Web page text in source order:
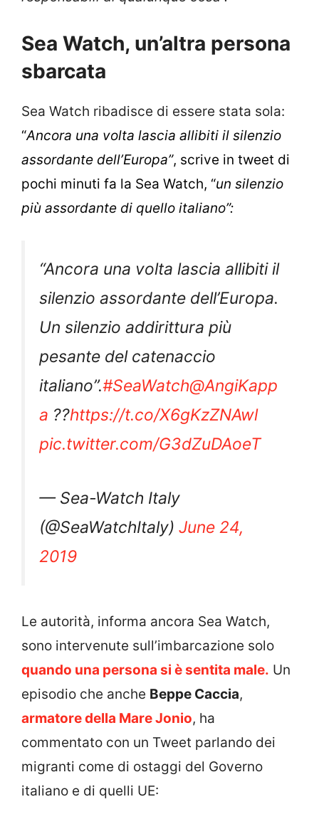
Sea Watch, un’altra persona
sbarcata
Sea Watch ribadisce di essere stata sola:
“Ancora una volta lascia allibiti il silenzio
assordante dell’Europa”, scrive in tweet di
pochi minuti fa la Sea Watch, “un silenzio
più assordante di quello italiano”:
“Ancora una volta lascia allibiti il
silenzio assordante dell’Europa.
Un silenzio addirittura più
pesante del catenaccio
italiano”.#SeaWatch@AngiKapp
a ??https://t.co/X6gKzZNAwl
pic.twitter.com/G3dZuDAoeT
— Sea-Watch Italy
(@SeaWatchItaly) June 24,
2019
Le autorità, informa ancora Sea Watch,
sono intervenute sull’imbarcazione solo
quando una persona si è sentita male. Un
episodio che anche Beppe Caccia,
armatore della Mare Jonio, ha
commentato con un Tweet parlando dei
migranti come di ostaggi del Governo
italiano e di quelli UE: